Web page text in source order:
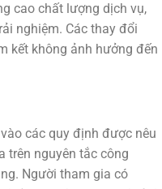
cao chất lượng dịch vụ,
nghiệm. Các thay đổi
kết không ảnh hưởng đến
các quy định được nêu
trên nguyên tắc công
Người tham gia có